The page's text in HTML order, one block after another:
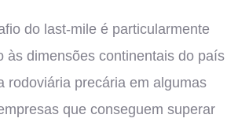
do last-mile é particularmente
às dimensões continentais do país
rodoviária precária em algumas
que conseguem superar